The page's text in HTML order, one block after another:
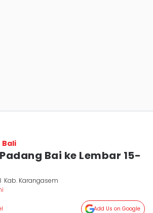
Bali
Bai ke Lembar 15-
Kab. Karangasem
Add Us on Google